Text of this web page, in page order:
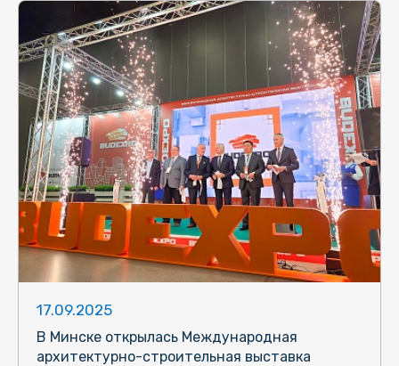
17.09.2025
В Минске открылась Международная
архитектурно-строительная выставка